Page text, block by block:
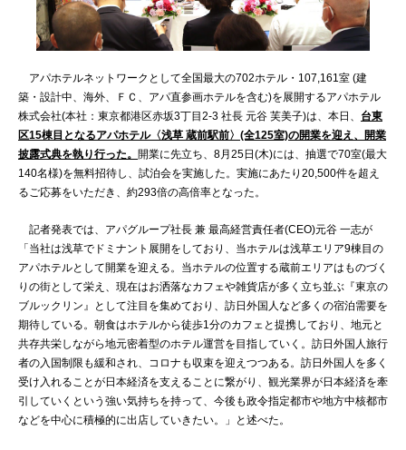
アパホテルネットワークとして全国最大の702ホテル・107,161室 (建
築・設計中、海外、ＦＣ、アパ直参画ホテルを含む)を展開するアパホテル
株式会社(本社：東京都港区赤坂3丁目2‐3 社長 元谷 芙美子)は、本日、 台東
区15棟目となるアパホテル〈浅草 蔵前駅前〉 (全125室)の開業を迎え、開業
披露式典を執り行った。 開業に先立ち、8月25日(木)には、抽選で70室(最大
140名様)を無料招待し、試泊会を実施した。実施にあたり20,500件を超え
るご応募をいただき、約293倍の高倍率となった。
記者発表では、アパグループ社長 兼 最高経営責任者(CEO)元谷 一志が
「当社は浅草でドミナント展開をしており、当ホテルは浅草エリア9棟目の
アパホテルとして開業を迎える。当ホテルの位置する蔵前エリアはものづく
りの街として栄え、現在はお洒落なカフェや雑貨店が多く立ち並ぶ『東京の
ブルックリン』として注目を集めており、訪日外国人など多くの宿泊需要を
期待している。朝食はホテルから徒歩1分のカフェと提携しており、地元と
共存共栄しながら地元密着型のホテル運営を目指していく。訪日外国人旅行
者の入国制限も緩和され、コロナも収束を迎えつつある。訪日外国人を多く
受け入れることが日本経済を支えることに繋がり、観光業界が日本経済を牽
引していくという強い気持ちを持って、今後も政令指定都市や地方中核都市
などを中心に積極的に出店していきたい。」と述べた。